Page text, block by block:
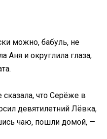
можно, бабуль, не
Аня и округлила глаза,
что Серёже в
девятилетний Лёвка,
чаю, пошли домой, —